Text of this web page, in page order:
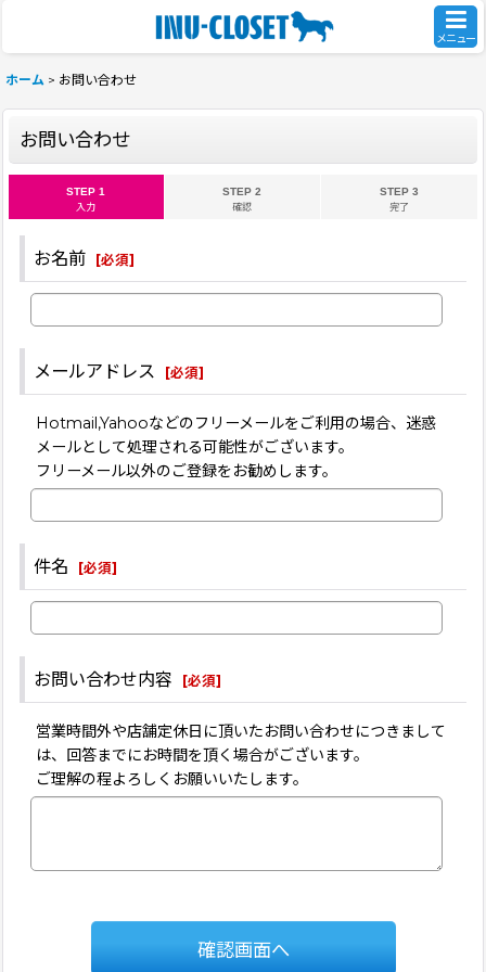
メニュー
ホーム > お問い合わせ
お問い合わせ
STEP 1
入力
STEP 2
確認
STEP 3
完了
お名前 [必須]
メールアドレス [必須]
Hotmail,Yahooなどのフリーメールをご利用の場合、迷惑
メールとして処理される可能性がございます。
フリーメール以外のご登録をお勧めします。
件名 [必須]
お問い合わせ内容 [必須]
営業時間外や店舗定休日に頂いたお問い合わせにつきまして
は、回答までにお時間を頂く場合がございます。
ご理解の程よろしくお願いいたします。
確認画面へ